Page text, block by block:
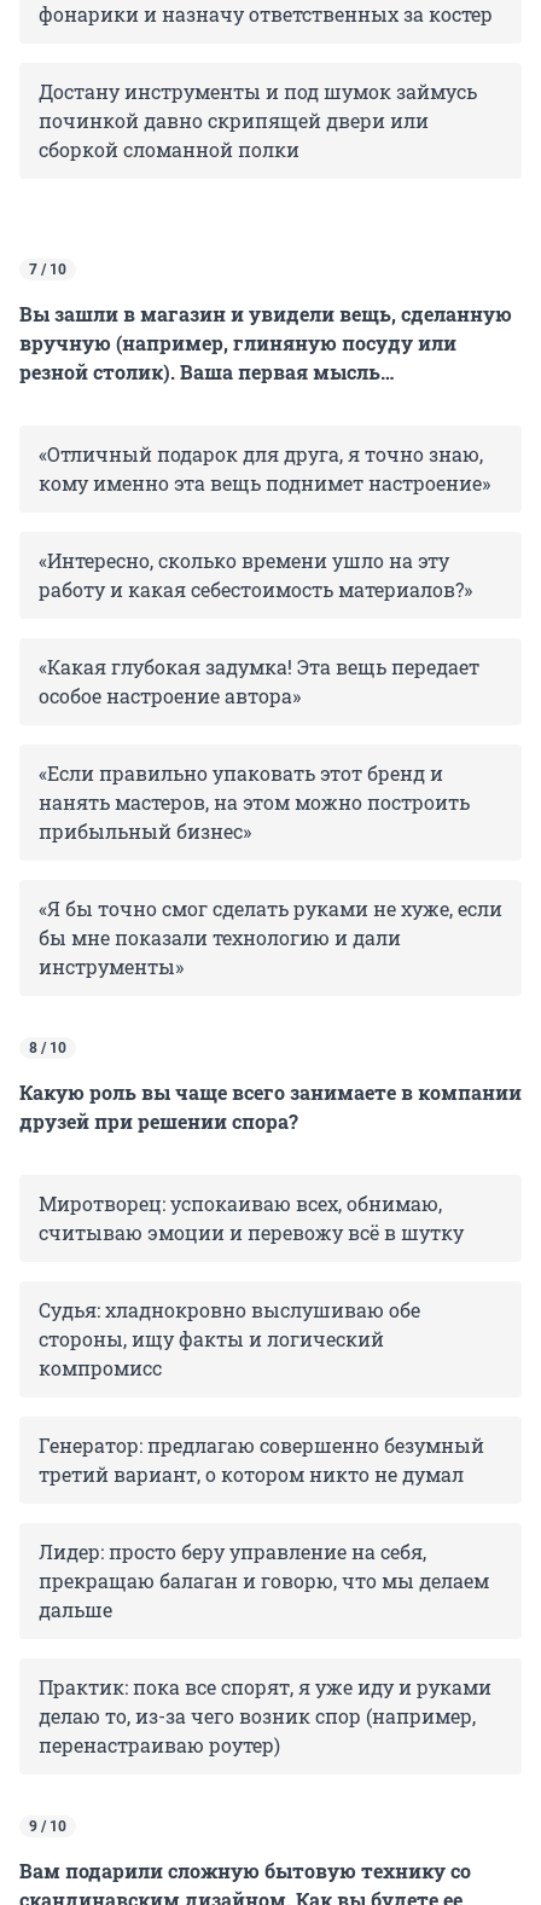
фонарики и назначу ответственных за костер
Достану инструменты и под шумок займусь
починкой давно скрипящей двери или
сборкой сломанной полки
7 / 10
Вы зашли в магазин и увидели вещь, сделанную
вручную (например, глиняную посуду или
резной столик). Ваша первая мысль…
«Отличный подарок для друга, я точно знаю,
кому именно эта вещь поднимет настроение»
«Интересно, сколько времени ушло на эту
работу и какая себестоимость материалов?»
«Какая глубокая задумка! Эта вещь передает
особое настроение автора»
«Если правильно упаковать этот бренд и
нанять мастеров, на этом можно построить
прибыльный бизнес»
«Я бы точно смог сделать руками не хуже, если
бы мне показали технологию и дали
инструменты»
8 / 10
Какую роль вы чаще всего занимаете в компании
друзей при решении спора?
Миротворец: успокаиваю всех, обнимаю,
считываю эмоции и перевожу всё в шутку
Судья: хладнокровно выслушиваю обе
стороны, ищу факты и логический
компромисс
Генератор: предлагаю совершенно безумный
третий вариант, о котором никто не думал
Лидер: просто беру управление на себя,
прекращаю балаган и говорю, что мы делаем
дальше
Практик: пока все спорят, я уже иду и руками
делаю то, из-за чего возник спор (например,
перенастраиваю роутер)
9 / 10
Вам подарили сложную бытовую технику со
скандинавским дизайном. Как вы будете ее